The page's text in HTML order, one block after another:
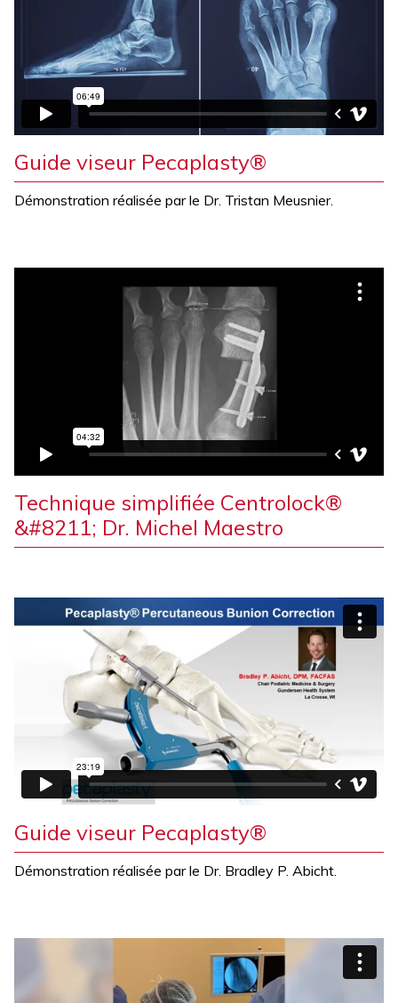
Guide viseur Pecaplasty®
Démonstration réalisée par le Dr. Tristan Meusnier.
Technique simplifiée Centrolock®
&#8211; Dr. Michel Maestro
Guide viseur Pecaplasty®
Démonstration réalisée par le Dr. Bradley P. Abicht.